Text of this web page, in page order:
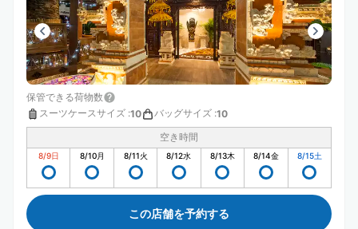
保管できる荷物数
スーツケースサイズ :10 バッグサイズ :10
空き時間
8/9日 8/10月 8/11火 8/12水 8/13木 8/14金 8/15土
この店舗を予約する